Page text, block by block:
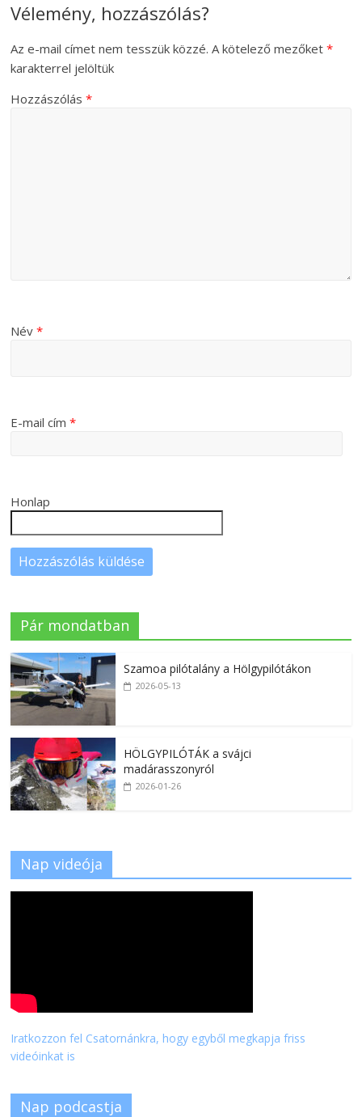
Vélemény, hozzászólás?
Az e-mail címet nem tesszük közzé. A kötelező mezőket*
karakterrel jelöltük
Hozzászólás*
Név*
E-mail cím*
Honlap
Pár mondatban
Szamoa pilótalány a Hölgypilótákon
2026-05-13
HÖLGYPILÓTÁK a svájci
madárasszonyról
2026-01-26
Nap videója
Iratkozzon fel Csatornánkra, hogy egyből megkapja friss
videóinkat is
Nap podcastja